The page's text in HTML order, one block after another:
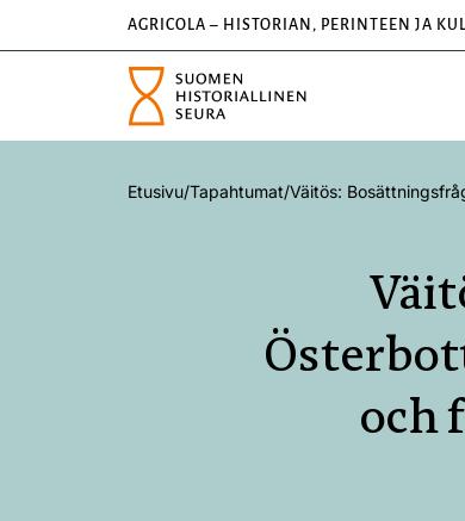
AGRICOLA – HISTORIAN, PERINTEEN JA
Etusivu/Tapahtumat/Väitös:
och